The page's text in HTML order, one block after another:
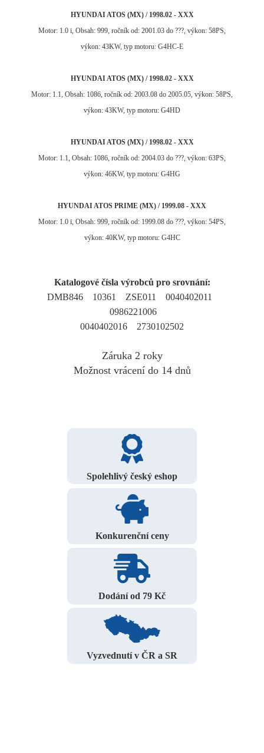
HYUNDAI ATOS (MX) / 1998.02 - XXX
Motor: 1.0 i, Obsah: 999, ročník od: 2001.03 do ???, výkon: 58PS,
výkon: 43KW, typ motoru: G4HC-E
HYUNDAI ATOS (MX) / 1998.02 - XXX
Motor: 1.1, Obsah: 1086, ročník od: 2003.08 do 2005.05, výkon: 58PS,
výkon: 43KW, typ motoru: G4HD
HYUNDAI ATOS (MX) / 1998.02 - XXX
Motor: 1.1, Obsah: 1086, ročník od: 2004.03 do ???, výkon: 63PS,
výkon: 46KW, typ motoru: G4HG
HYUNDAI ATOS PRIME (MX) / 1999.08 - XXX
Motor: 1.0 i, Obsah: 999, ročník od: 1999.08 do ???, výkon: 54PS,
výkon: 40KW, typ motoru: G4HC
Katalogové čísla výrobců pro srovnání:
DMB846 10361 ZSE011 0040402011
0986221006
0040402016 2730102502
Záruka 2 roky
Možnost vrácení do 14 dnů
Spolehlivý český eshop
Konkurenční ceny
Dodání od 79 Kč
Vyzvednutí v ČR a SR